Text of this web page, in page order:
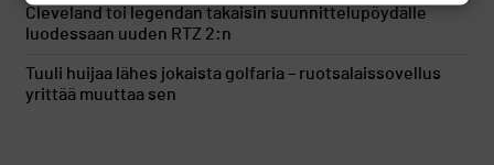
Cleveland toi legendan takaisin suunnittelupöydälle
luodessaan uuden RTZ 2:n
Tuuli huijaa lähes jokaista golfaria – ruotsalaissovellus
yrittää muuttaa sen